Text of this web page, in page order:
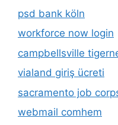
psd bank köln
workforce now login
campbellsville
vialand giriş ücreti
sacramento job
webmail comhem